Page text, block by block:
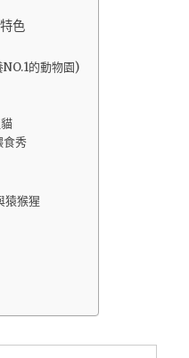
色
的動物園)
食秀
猿猴猩